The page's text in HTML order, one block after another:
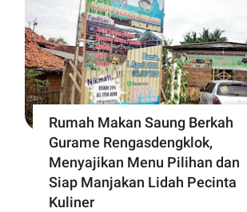
Rumah Makan Saung Berkah
Gurame Rengasdengklok,
Menyajikan Menu Pilihan dan
Siap Manjakan Lidah Pecinta
Kuliner